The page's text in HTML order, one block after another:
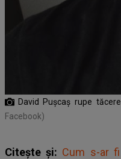
David Pușcaș rupe
Facebook)
Citește și: Cum s-ar